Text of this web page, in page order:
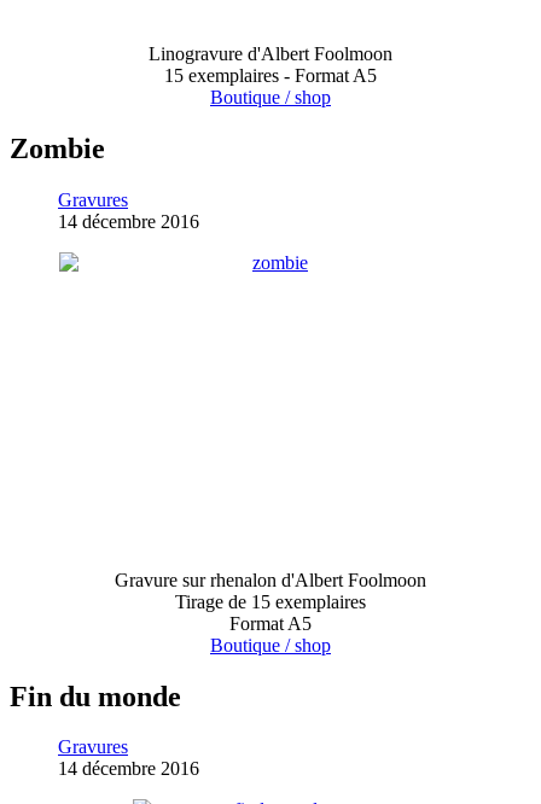
Linogravure d'Albert Foolmoon
15 exemplaires - Format A5
Boutique / shop
Zombie
Gravures
14 décembre 2016
Gravure sur rhenalon d'Albert Foolmoon
Tirage de 15 exemplaires
Format A5
Boutique / shop
Fin du monde
Gravures
14 décembre 2016